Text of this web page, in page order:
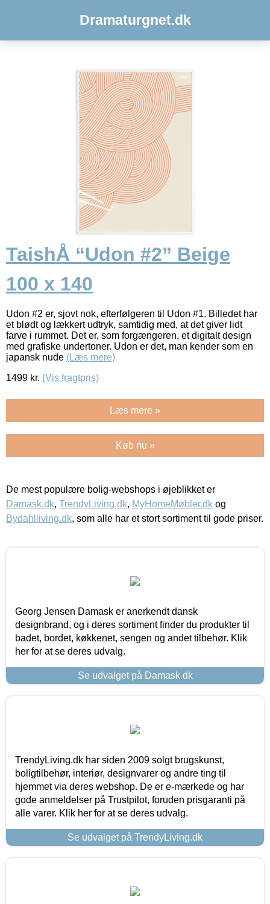
Dramaturgnet.dk
TaishÅ “Udon #2” Beige
100 x 140
Udon #2 er, sjovt nok, efterfølgeren til Udon #1. Billedet har
et blødt og lækkert udtryk, samtidig med, at det giver lidt
farve i rummet. Det er, som forgængeren, et digitalt design
med grafiske undertoner. Udon er det, man kender som en
japansk nude (Læs mere)
1499 kr. (Vis fragtpris)
Læs mere »
Køb nu »
De mest populære bolig-webshops i øjeblikket er
Damask.dk, TrendyLiving.dk, MyHomeMøbler.dk og
Bydahlliving.dk, som alle har et stort sortiment til gode priser.
Georg Jensen Damask er anerkendt dansk
designbrand, og i deres sortiment finder du produkter til
badet, bordet, køkkenet, sengen og andet tilbehør. Klik
her for at se deres udvalg.
Se udvalget på Damask.dk
TrendyLiving.dk har siden 2009 solgt brugskunst,
boligtilbehør, interiør, designvarer og andre ting til
hjemmet via deres webshop. De er e-mærkede og har
gode anmeldelser på Trustpilot, foruden prisgaranti på
alle varer. Klik her for at se deres udvalg.
Se udvalget på TrendyLiving.dk